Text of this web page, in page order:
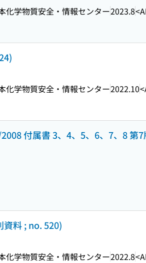
化学物質安全・情報センター2023.8
化学物質安全・情報センター2022.10
付属書 3、4、5、6、7、8 第
資料 ; no. 520)
化学物質安全・情報センター2022.8